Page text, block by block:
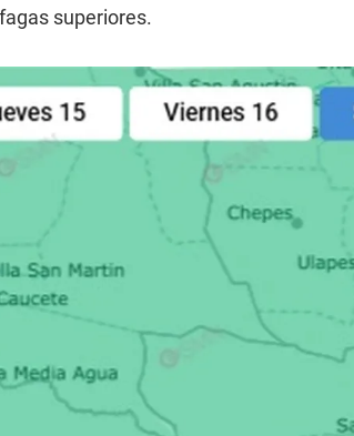
superiores.